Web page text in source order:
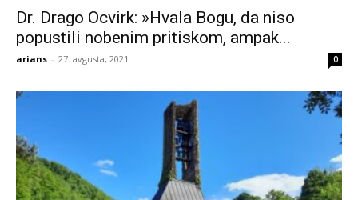
Dr. Drago Ocvirk: »Hvala Bogu, da niso
popustili nobenim pritiskom, ampak...
arians - 27. avgusta, 2021 0